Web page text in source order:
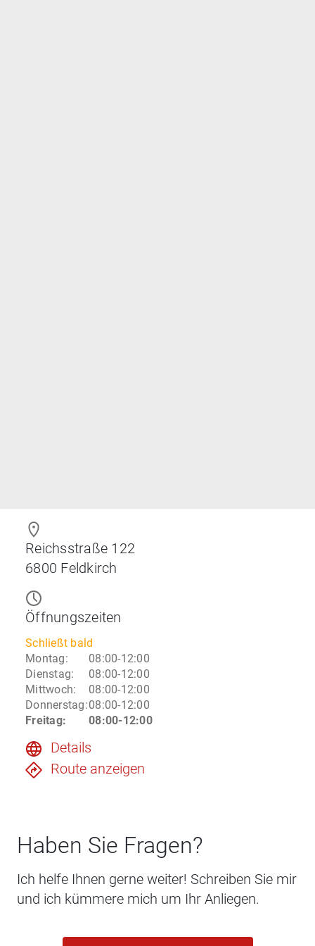
Reichsstraße 122
6800 Feldkirch
Öffnungszeiten
Schließt bald
Montag:
08:00-12:00
Dienstag:
08:00-12:00
Mittwoch:
08:00-12:00
Donnerstag:08:00-12:00
Freitag: 08:00-12:00
Details
Route anzeigen
Haben Sie Fragen?
Ich helfe Ihnen gerne weiter! Schreiben Sie mir
und ich kümmere mich um Ihr Anliegen.